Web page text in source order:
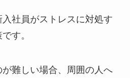
社員がストレスに対処す
す。
難しい場合、周囲の人へ